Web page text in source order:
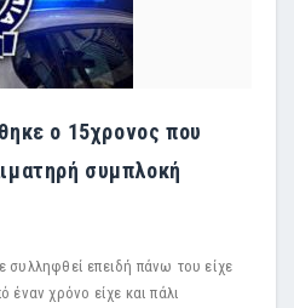
ο 15χρονος που
συμπλοκή
συλληφθεί επειδή πάνω του είχε
έναν χρόνο είχε και πάλι